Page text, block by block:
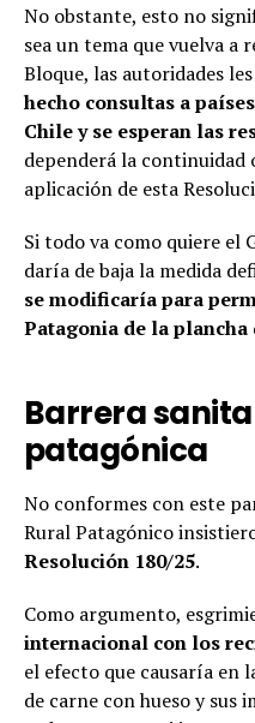
No obstante, esto no
sea un tema que vuelva a
Bloque, las autoridades
hecho consultas a
Chile y se esperan las
dependerá la continuidad
aplicación de esta
Si todo va como quiere el
daría de baja la medida
se modificaría para
Patagonia de la plancha
Barrera
patagónica
No conformes con este
Rural Patagónico
Resolución 180/25.
Como argumento,
internacional con los
el efecto que causaría en
de carne con hueso y sus